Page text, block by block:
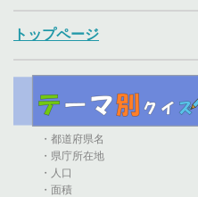
トップページ
・都道府県名
・県庁所在地
・人口
・面積